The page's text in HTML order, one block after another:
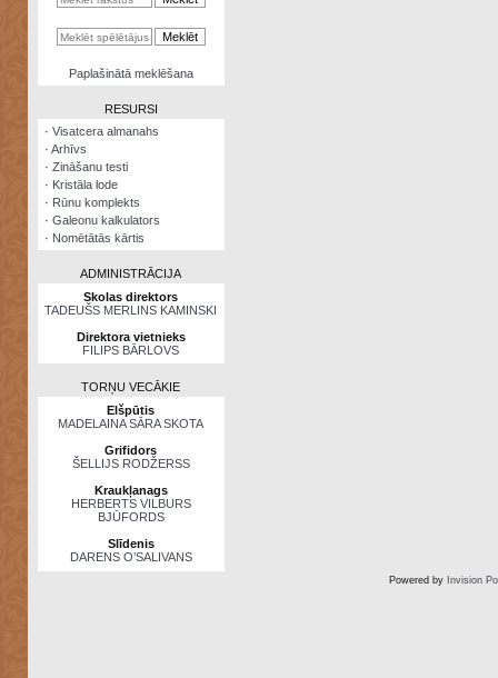
kalkulators
NomētātāsPaplašinātā meklēšana
RESURSI
· Visatcera almanahs
· Arhīvs
· Zināšanu testi
· Kristāla lode
· Rūnu komplekts
· Galeonu kalkulators
· Nomētātās kārtis
ADMINISTRĀCIJA
Skolas direktors
TADEUŠS MERLINS KAMINSKI
Direktora vietnieks
FILIPS BĀRLOVS
TORŅU VECĀKIE
Elšpūtis
MADELAINA SĀRA SKOTA
Grifidors
ŠELLIJS RODŽERSS
Kraukļanags
HERBERTS VILBURS
BJŪFORDS
Slīdenis
DARENS O’SALIVANS
Powered by Invision